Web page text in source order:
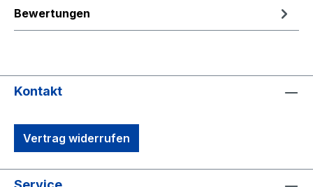
Bewertungen
Kontakt
Vertrag widerrufen